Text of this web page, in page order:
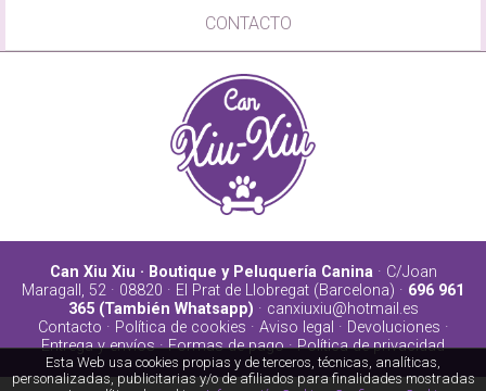
CONTACTO
Can Xiu Xiu · Boutique y Peluquería Canina· C/Joan
Maragall, 52 · 08820 · El Prat de Llobregat (Barcelona) · 696 961
365 (También Whatsapp) · canxiuxiu@hotmail.es
Contacto · Política de cookies · Aviso legal · Devoluciones ·
Entrega y envíos·Formas de pago·Política de privacidad
Esta Web usa cookies propias y de terceros, técnicas, analíticas,
personalizadas, publicitarias y/o de afiliados para finalidades mostradas